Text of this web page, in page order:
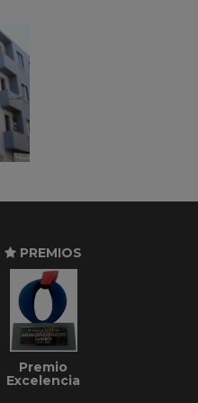
PREMIOS
Premio
Excelencia